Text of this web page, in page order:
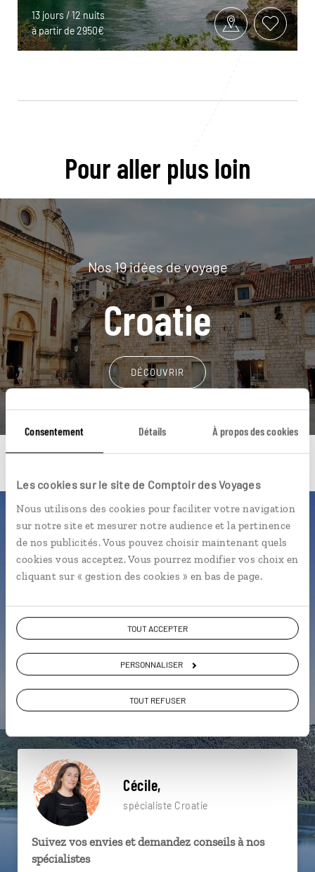
Consentement Détails À propos des cookies
Les cookies sur le site de Comptoir des Voyages
Nous utilisons des cookies pour faciliter votre navigation
sur notre site et mesurer notre audience et la pertinence
de nos publicités. Vous pouvez choisir maintenant quels
cookies vous acceptez. Vous pourrez modifier vos choix en
cliquant sur « gestion des cookies » en bas de page.
TOUT ACCEPTER
PERSONNALISER
TOUT REFUSER
13 jours / 12 nuits
à partir de 2950€
Pour aller plus loin
Nos 19 idées de voyage
Croatie
DÉCOUVRIR
Une envie de voyage
particulière ?
Fontaine d'Onofrio
Mer Méditerranée Remparts de Dubrovnik
Bouches de Kotor Dubrovnik
Cécile,
spécialiste Croatie
Suivez vos envies et demandez conseils à nos
spécialistes